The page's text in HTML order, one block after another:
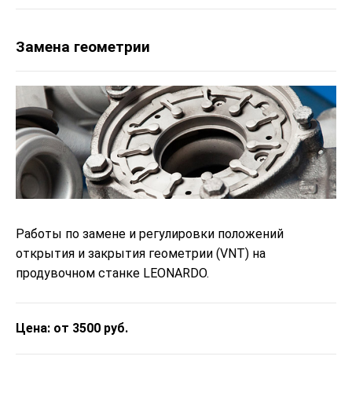
Замена геометрии
Работы по замене и регулировки положений
открытия и закрытия геометрии (VNT) на
продувочном станке LEONARDO.
Цена: от 3500 руб.